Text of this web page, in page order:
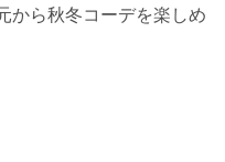
から秋冬コーデを楽しめ